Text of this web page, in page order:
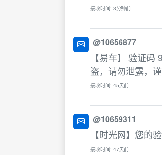
接收时间: 3分钟前
@10656877
【易车】 验证
盗，请勿泄露，谨
接收时间: 45天前
@10659311
【时光网】您的
接收时间: 47天前